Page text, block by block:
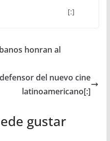
[:]
honran al
del nuevo cine
latinoamericano[:]
gustar